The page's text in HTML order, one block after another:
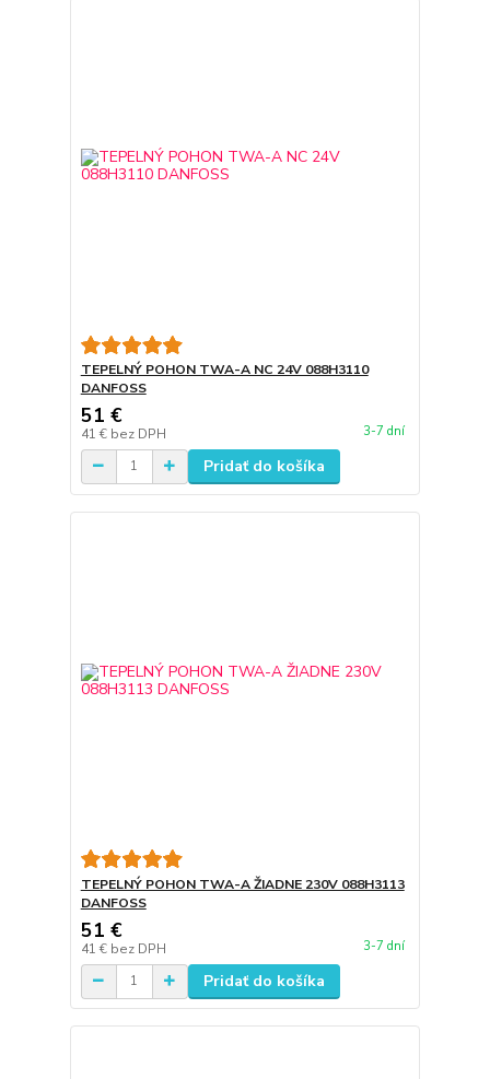
TEPELNÝ POHON TWA-A NC 24V 088H3110
DANFOSS
51 €
41 € bez DPH 3-7 dní
Pridať do košíka
TEPELNÝ POHON TWA-A ŽIADNE 230V 088H3113
DANFOSS
51 €
41 € bez DPH 3-7 dní
Pridať do košíka